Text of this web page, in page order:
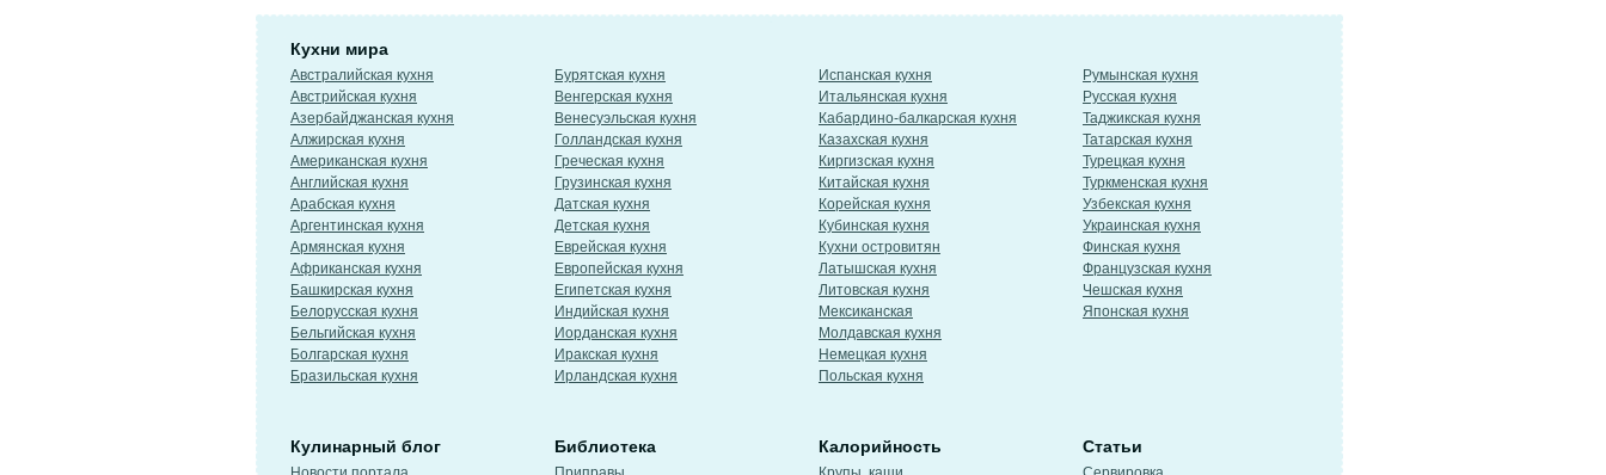
Кухни мира
Австралийская кухня
Австрийская кухня
Азербайджанская кухня
Алжирская кухня
Американская кухня
Английская кухня
Арабская кухня
Аргентинская кухня
Армянская кухня
Африканская кухня
Башкирская кухня
Белорусская кухня
Бельгийская кухня
Болгарская кухня
Бразильская кухня
Бурятская кухня
Венгерская кухня
Венесуэльская кухня
Голландская кухня
Греческая кухня
Грузинская кухня
Датская кухня
Детская кухня
Еврейская кухня
Европейская кухня
Египетская кухня
Индийская кухня
Иорданская кухня
Иракская кухня
Ирландская кухня
Испанская кухня
Итальянская кухня
Кабардино-балкарская кухня
Казахская кухня
Киргизская кухня
Китайская кухня
Корейская кухня
Кубинская кухня
Кухни островитян
Латышская кухня
Литовская кухня
Мексиканская
Молдавская кухня
Немецкая кухня
Польская кухня
Румынская кухня
Русская кухня
Таджикская кухня
Татарская кухня
Турецкая кухня
Туркменская кухня
Узбекская кухня
Украинская кухня
Финская кухня
Французская кухня
Чешская кухня
Японская кухня
Кулинарный блог Библиотека Калорийность Статьи